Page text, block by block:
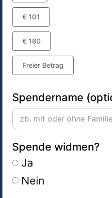
€ 101
€ 180
Freier Betrag
Spendername
Spende widmen?
Ja
Nein